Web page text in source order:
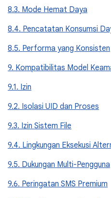
8.3. Mode Hemat Daya
8.4. Pencatatan Konsumsi
8.5. Performa yang Konsisten
9. Kompatibilitas Model
9.1. Izin
9.2. Isolasi UID dan Proses
9.3. Izin Sistem File
9.4. Lingkungan Eksekusi
9.5. Dukungan Multi-Pengguna
9.6. Peringatan SMS Premium